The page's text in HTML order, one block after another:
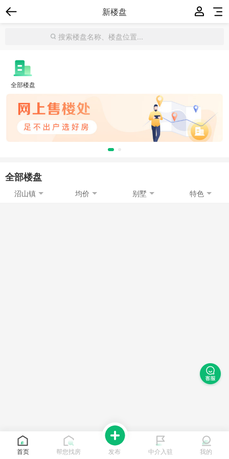
新楼盘
全部楼盘
全部楼盘
沼山镇 均价 别墅 特色
首页 帮您找房 发布 中介入驻 我的